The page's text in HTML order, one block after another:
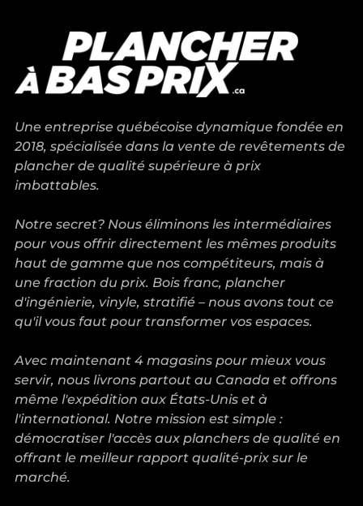
très bien ses produits. La qualité
du plancher d'ingénierie est au
rendez-vous. Nous avons
également été très satisfaits de
Plancher JC : Jason et son équipe
ont fait un travail impeccable. Je
recommande sans hésiter!
Une entreprise québécoise dynamique fondée en
2018, spécialisée dans la vente de revêtements de
plancher de qualité supérieure à prix
imbattables.
Notre secret? Nous éliminons les intermédiaires
pour vous offrir directement les mêmes produits
haut de gamme que nos compétiteurs, mais à
une fraction du prix. Bois franc, plancher
d'ingénierie, vinyle, stratifié – nous avons tout ce
qu'il vous faut pour transformer vos espaces.
Avec maintenant 4 magasins pour mieux vous
servir, nous livrons partout au Canada et offrons
même l'expédition aux États-Unis et à
l'international. Notre mission est simple :
démocratiser l'accès aux planchers de qualité en
offrant le meilleur rapport qualité-prix sur le
marché.